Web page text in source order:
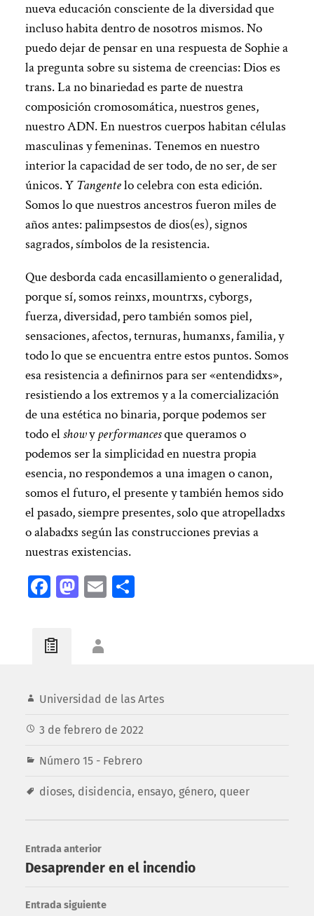
nueva educación consciente de la diversidad que
incluso habita dentro de nosotros mismos. No
puedo dejar de pensar en una respuesta de Sophie a
la pregunta sobre su sistema de creencias: Dios es
trans. La no binariedad es parte de nuestra
composición cromosomática, nuestros genes,
nuestro ADN. En nuestros cuerpos habitan células
masculinas y femeninas. Tenemos en nuestro
interior la capacidad de ser todo, de no ser, de ser
únicos. Y Tangentelo celebra con esta edición.
Somos lo que nuestros ancestros fueron miles de
años antes: palimpsestos de dios(es), signos
sagrados, símbolos de la resistencia.
Que desborda cada encasillamiento o generalidad,
porque sí, somos reinxs, mountrxs, cyborgs,
fuerza, diversidad, pero también somos piel,
sensaciones, afectos, ternuras, humanxs, familia, y
todo lo que se encuentra entre estos puntos. Somos
esa resistencia a definirnos para ser «entendidxs»,
resistiendo a los extremos y a la comercialización
de una estética no binaria, porque podemos ser
todo elshowyperformancesque queramos o
podemos ser la simplicidad en nuestra propia
esencia, no respondemos a una imagen o canon,
somos el futuro, el presente y también hemos sido
el pasado, siempre presentes, solo que atropelladxs
o alabadxs según las construcciones previas a
nuestras existencias.
Facebook
Mastodon
EmailCompartir
Universidad de las Artes
3 de febrero de 2022
Número 15 - Febrero
dioses, disidencia, ensayo, género, queer
Entrada anterior
Desaprender en el incendio
Entrada siguiente